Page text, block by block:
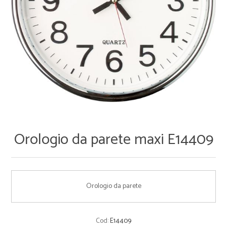
Orologio da parete maxi E14409
Orologio da parete
Cod:E14409